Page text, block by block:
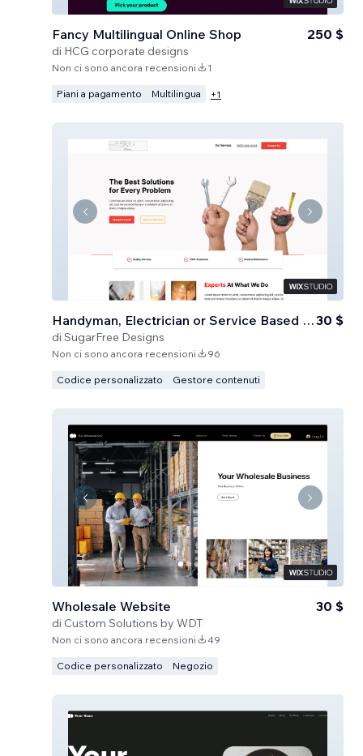
Fancy Multilingual Online Shop
di HCG corporate designs
250 $
Non ci sono ancora recensioni 1
Piani a pagamento Multilingua +1
Handyman, Electrician or Service Based Business
di SugarFree Designs
30 $
Non ci sono ancora recensioni 96
Codice personalizzato Gestore contenuti
Wholesale Website
di Custom Solutions by WDT
30 $
Non ci sono ancora recensioni 49
Codice personalizzato Negozio